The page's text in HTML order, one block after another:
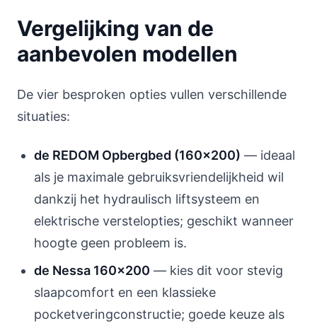
Vergelijking van de
aanbevolen modellen
De vier besproken opties vullen verschillende
situaties:
de REDOM Opbergbed (160x200) — ideaal
als je maximale gebruiksvriendelijkheid wil
dankzij het hydraulisch liftsysteem en
elektrische verstelopties; geschikt wanneer
hoogte geen probleem is.
de Nessa 160x200 — kies dit voor stevig
slaapcomfort en een klassieke
pocketveringconstructie; goede keuze als